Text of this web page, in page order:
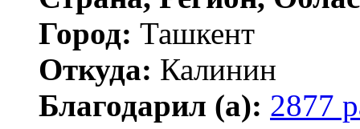
Город: Ташкент
Откуда: Калинин
Благодарил (а): 2877